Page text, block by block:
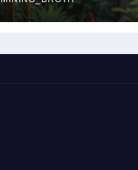
колокольчиков